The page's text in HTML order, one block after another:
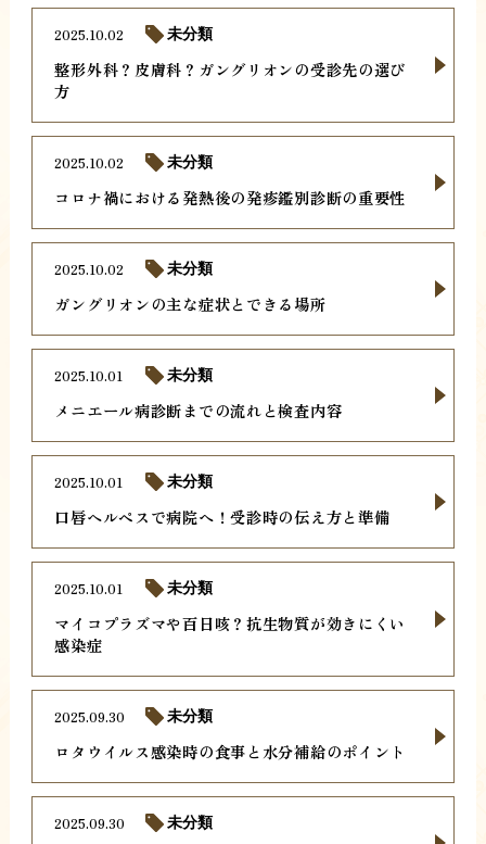
整形外科？皮膚科？ガングリオンの受診先の選び
方
2025.10.02 未分類
コロナ禍における発熱後の発疹鑑別診断の重要性
2025.10.02 未分類
ガングリオンの主な症状とできる場所
2025.10.02 未分類
メニエール病診断までの流れと検査内容
2025.10.01 未分類
口唇ヘルペスで病院へ！受診時の伝え方と準備
2025.10.01 未分類
マイコプラズマや百日咳？抗生物質が効きにくい
感染症
2025.10.01 未分類
ロタウイルス感染時の食事と水分補給のポイント
2025.09.30 未分類
2025.09.30 未分類